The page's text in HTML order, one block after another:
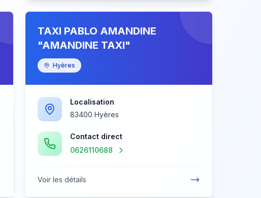
TAXI PABLO AMANDINE
"AMANDINE TAXI"
Hyères
Localisation
83400 Hyères
Contact direct
0626110688
Voir les détails